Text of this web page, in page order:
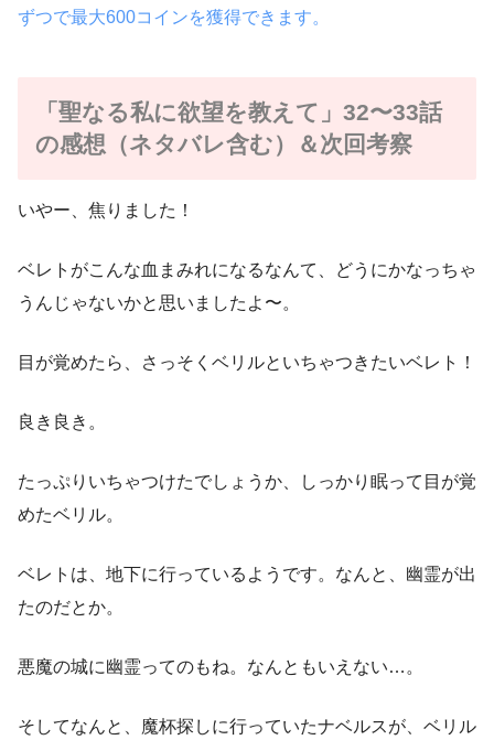
ずつで最大600コインを獲得できます。
「聖なる私に欲望を教えて」32〜33話
の感想（ネタバレ含む）＆次回考察
いやー、焦りました！
ベレトがこんな血まみれになるなんて、どうにかなっちゃ
うんじゃないかと思いましたよ〜。
目が覚めたら、さっそくベリルといちゃつきたいベレト！
良き良き。
たっぷりいちゃつけたでしょうか、しっかり眠って目が覚
めたベリル。
ベレトは、地下に行っているようです。なんと、幽霊が出
たのだとか。
悪魔の城に幽霊ってのもね。なんともいえない…。
そしてなんと、魔杯探しに行っていたナベルスが、ベリル